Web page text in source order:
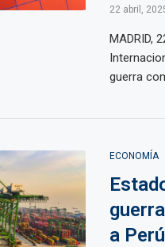
22 abril,
MADRID,
guerra
ECONOMÍA
a